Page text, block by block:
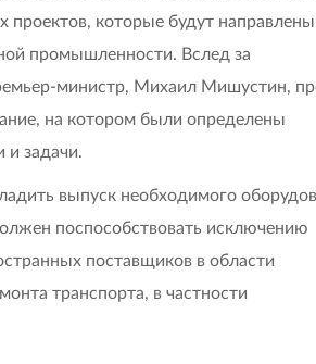
проектов, которые будут
промышленности. Вслед за
министр, Михаил Мишустин,
на котором были определены
и задачи.
выпуск необходимого
поспособствовать исключению
поставщиков в области
транспорта, в частности